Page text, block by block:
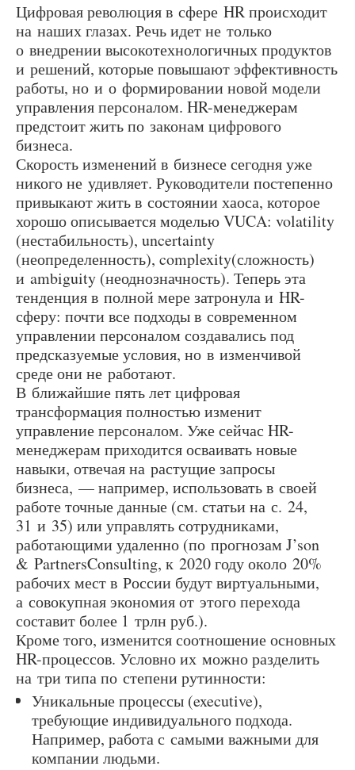
Цифровая революция в сфере HR происходит
на наших глазах. Речь идет не только
о внедрении высокотехнологичных продуктов
и решений, которые повышают эффективность
работы, но и о формировании новой модели
управления персоналом. HR-менеджерам
предстоит жить по законам цифрового
бизнеса.
Скорость изменений в бизнесе сегодня уже
никого не удивляет. Руководители постепенно
привыкают жить в состоянии хаоса, которое
хорошо описывается моделью VUCA: volatility
(нестабильность), uncertainty
(неопределенность), complexity(сложность)
и ambiguity (неоднозначность). Теперь эта
тенденция в полной мере затронула и HR-
сферу: почти все подходы в современном
управлении персоналом создавались под
предсказуемые условия, но в изменчивой
среде они не работают.
В ближайшие пять лет цифровая
трансформация полностью изменит
управление персоналом. Уже сейчас HR-
менеджерам приходится осваивать новые
навыки, отвечая на растущие запросы
бизнеса, — например, использовать в своей
работе точные данные (см. статьи на с. 24,
31 и 35) или управлять сотрудниками,
работающими удаленно (по прогнозам J’son
& PartnersConsulting, к 2020 году около 20%
рабочих мест в России будут виртуальными,
а совокупная экономия от этого перехода
составит более 1 трлн руб.).
Кроме того, изменится соотношение основных
HR-процессов. Условно их можно разделить
на три типа по степени рутинности:
Уникальные процессы (executive),
требующие индивидуального подхода.
Например, работа с самыми важными для
компании людьми.